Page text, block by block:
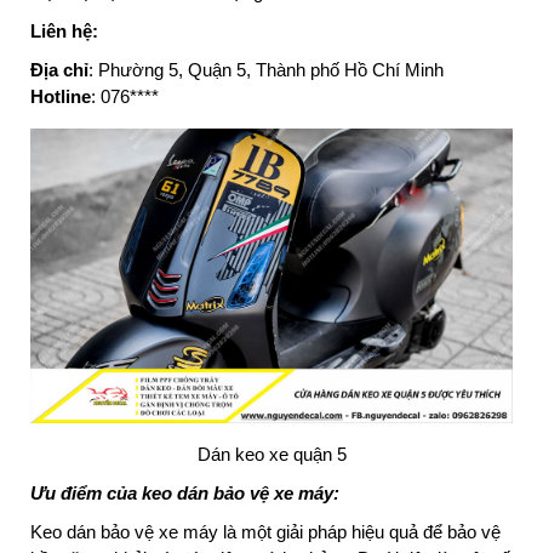
Liên hệ:
Địa chỉ: Phường 5, Quận 5, Thành phố Hồ Chí Minh
Hotline: 076****
Dán keo xe quận 5
Ưu điểm của keo dán bảo vệ xe máy:
Keo dán bảo vệ xe máy là một giải pháp hiệu quả để bảo vệ